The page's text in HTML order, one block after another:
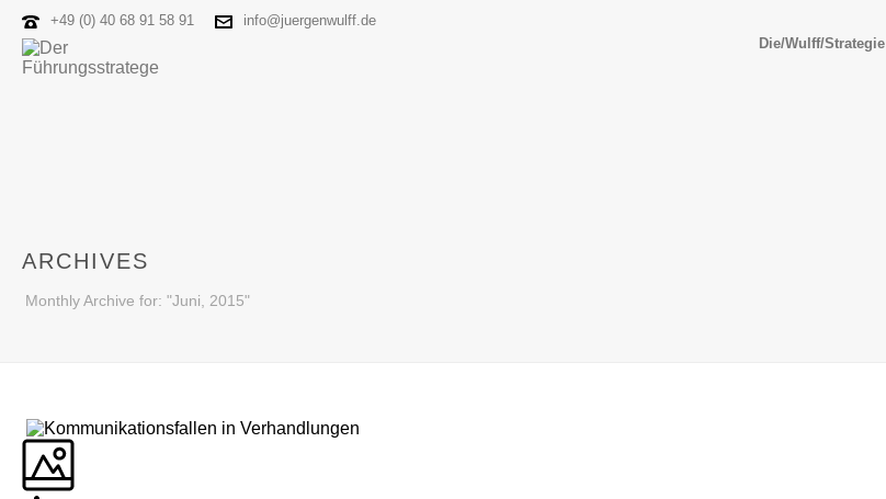
+49 (0) 40 68 91 58 91
info@juergenwulff.de
Die/Wulff/Strategie
ARCHIVES
Monthly Archive for: "Juni, 2015"